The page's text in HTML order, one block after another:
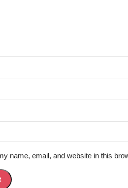
name, email, and website in this